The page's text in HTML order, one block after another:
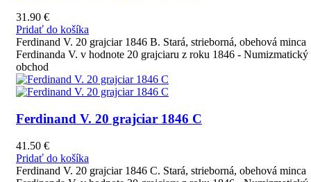
31.90 €
Pridať do košíka
Ferdinand V. 20 grajciar 1846 B. Stará, strieborná, obehová minca
Ferdinanda V. v hodnote 20 grajciaru z roku 1846 - Numizmatický
obchod
Ferdinand V. 20 grajciar 1846 C
41.50 €
Pridať do košíka
Ferdinand V. 20 grajciar 1846 C. Stará, strieborná, obehová minca